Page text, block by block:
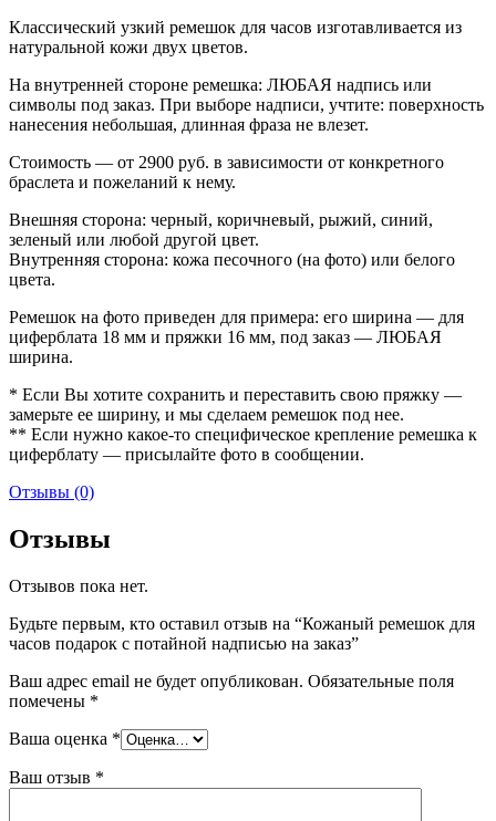
Классический узкий ремешок для часов изготавливается из
натуральной кожи двух цветов.
На внутренней стороне ремешка: ЛЮБАЯ надпись или
символы под заказ. При выборе надписи, учтите: поверхность
нанесения небольшая, длинная фраза не влезет.
Стоимость — от 2900 руб. в зависимости от конкретного
браслета и пожеланий к нему.
Внешняя сторона: черный, коричневый, рыжий, синий,
зеленый или любой другой цвет.
Внутренняя сторона: кожа песочного (на фото) или белого
цвета.
Ремешок на фото приведен для примера: его ширина — для
циферблата 18 мм и пряжки 16 мм, под заказ — ЛЮБАЯ
ширина.
* Если Вы хотите сохранить и переставить свою пряжку —
замерьте ее ширину, и мы сделаем ремешок под нее.
** Если нужно какое-то специфическое крепление ремешка к
циферблату — присылайте фото в сообщении.
Отзывы (0)
Отзывы
Отзывов пока нет.
Будьте первым, кто оставил отзыв на “Кожаный ремешок для
часов подарок с потайной надписью на заказ”
Ваш адрес email не будет опубликован. Обязательные поля
помечены *
Ваша оценка *
Ваш отзыв *